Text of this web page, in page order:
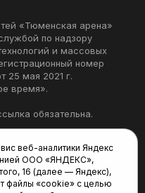
«Тюменская арена»
по надзору
и массовых
номер
25 мая 2021 г.
время».
обязательна.
28А
веб-аналитики Яндекс
ООО «ЯНДЕКС»,
16 (далее — Яндекс),
файлы «cookie» с целью